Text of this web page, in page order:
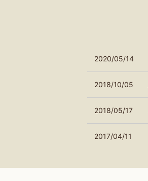
2020/05/14
2018/10/05
2018/05/17
2017/04/11